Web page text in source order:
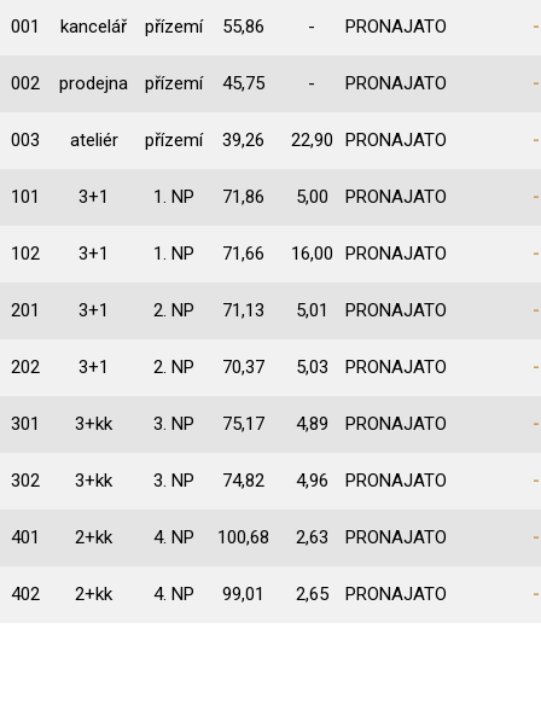
001 kancelář přízemí 55,86 - PRONAJATO -
002 prodejna přízemí 45,75 - PRONAJATO -
003 ateliér přízemí 39,26 22,90 PRONAJATO -
101 3+1 1. NP 71,86 5,00 PRONAJATO -
102 3+1 1. NP 71,66 16,00 PRONAJATO -
201 3+1 2. NP 71,13 5,01 PRONAJATO -
202 3+1 2. NP 70,37 5,03 PRONAJATO -
301 3+kk 3. NP 75,17 4,89 PRONAJATO -
302 3+kk 3. NP 74,82 4,96 PRONAJATO -
401 2+kk 4. NP 100,68 2,63 PRONAJATO -
402 2+kk 4. NP 99,01 2,65 PRONAJATO -